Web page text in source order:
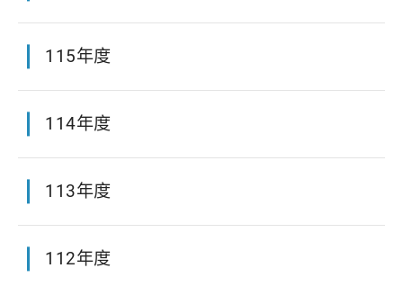
115年度
114年度
113年度
112年度